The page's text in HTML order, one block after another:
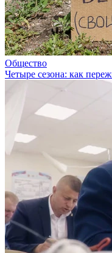
Общество
Четыре сезона: как